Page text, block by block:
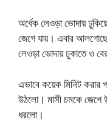
অর্ধেক লেওড়া ভোদায়
জেগে যায়। এবার
লেওড়া ভোদায় ঢুকাতে ও
এভাবে কয়েক মিনিট করার
উঠলো। মাসী চমকে জেগে
ধরলো।